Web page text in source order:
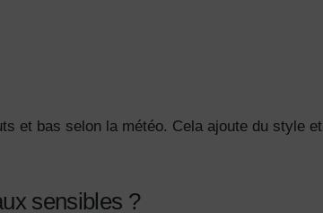
et bas selon la météo. Cela ajoute du style et
sensibles ?